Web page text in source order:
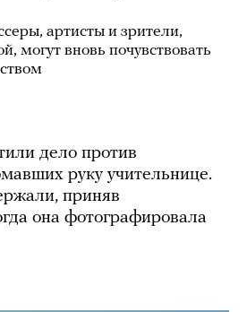
артисты и зрители,
могут вновь почувствовать
дело против
руку учительнице.
приняв
она фотографировала